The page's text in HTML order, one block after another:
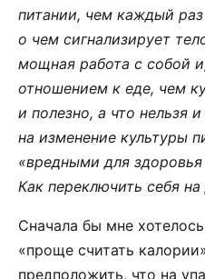
питании, чем каждый
о чем сигнализирует
мощная работа с собой
отношением к еде, чем
и полезно, а что нельзя
на изменение культуры
«вредными для
Как переключить себя
Сначала бы мне
«проще считать
предположить, что на